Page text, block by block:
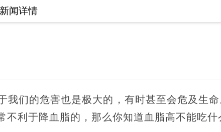
新闻详情
们的危害也是极大的，有时甚至会危及生
利于降血脂的，那么你知道血脂高不能吃什